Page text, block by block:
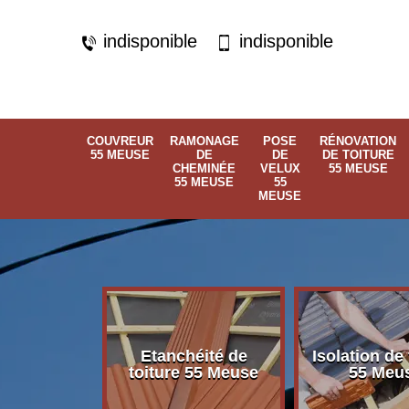
indisponible indisponible
COUVREUR
55 MEUSE
RAMONAGE
DE
CHEMINÉE
55 MEUSE
POSE
DE
VELUX
55
MEUSE
RÉNOVATION
DE TOITURE
55 MEUSE
Etanchéité de
toiture 55 Meuse
Isolation de
55